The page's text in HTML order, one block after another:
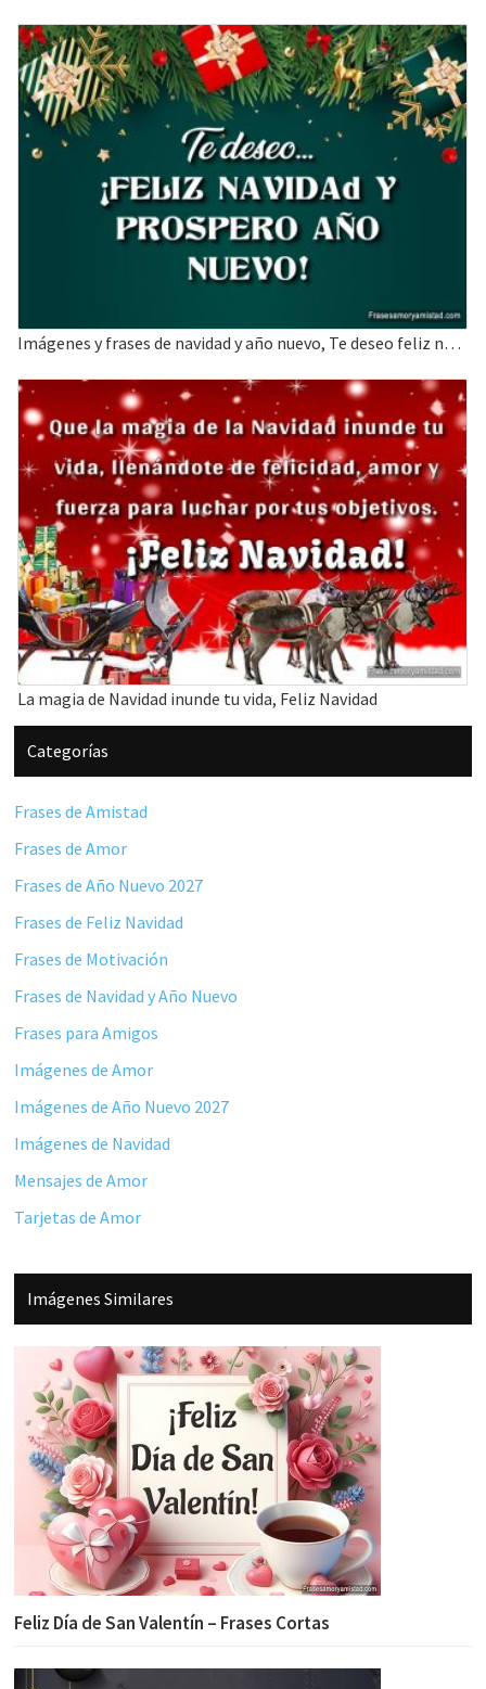
Imágenes y frases de navidad y año nuevo, Te deseo feliz navidad y año nuevo.
La magia de Navidad inunde tu vida, Feliz Navidad
Barra
lateral
principal
Categorías
Frases de Amistad
Frases de Amor
Frases de Año Nuevo 2027
Frases de Feliz Navidad
Frases de Motivación
Frases de Navidad y Año Nuevo
Frases para Amigos
Imágenes de Amor
Imágenes de Año Nuevo 2027
Imágenes de Navidad
Mensajes de Amor
Tarjetas de Amor
Imágenes Similares
Feliz Día de San Valentín – Frases Cortas